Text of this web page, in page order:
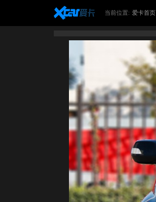
当前位置: 爱卡首页